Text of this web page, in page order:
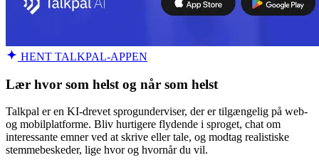
HENT TALKPAL-APPEN
Lær hvor som helst og når som helst
Talkpal er en KI-drevet sprogunderviser, der er tilgængelig på web-
og mobilplatforme. Bliv hurtigere flydende i sproget, chat om
interessante emner ved at skrive eller tale, og modtag realistiske
stemmebeskeder, lige hvor og hvornår du vil.